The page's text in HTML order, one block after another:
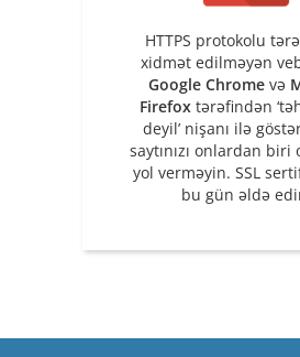
HTTPS protokolu
xidmət edilməyən
Google Chrome və
Firefoxtərəfindən
deyil’ nişanı ilə
saytınızı onlardan biri
yol verməyin. SSL
bu gün əldə